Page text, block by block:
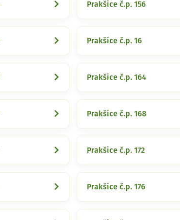
Prakšice č.p. 156
Prakšice č.p. 16
Prakšice č.p. 164
Prakšice č.p. 168
Prakšice č.p. 172
Prakšice č.p. 176